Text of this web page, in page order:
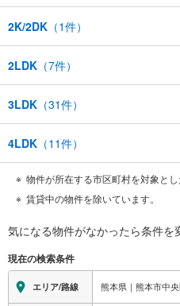
2K/2DK （1件）
2LDK （7件）
3LDK （31件）
4LDK （11件）
物件が所在する市区町村を対象とし
賃貸中の物件を除いています。
気になる物件がなかったら条件を
現在の検索条件
エリア/路線 熊本県｜熊本市中